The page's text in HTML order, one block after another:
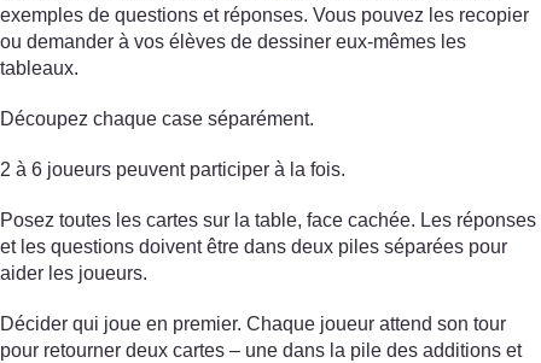
exemples de questions et réponses. Vous pouvez les recopier
ou demander à vos élèves de dessiner eux-mêmes les
tableaux.
Découpez chaque case séparément.
2 à 6 joueurs peuvent participer à la fois.
Posez toutes les cartes sur la table, face cachée. Les réponses
et les questions doivent être dans deux piles séparées pour
aider les joueurs.
Décider qui joue en premier. Chaque joueur attend son tour
pour retourner deux cartes – une dans la pile des additions et